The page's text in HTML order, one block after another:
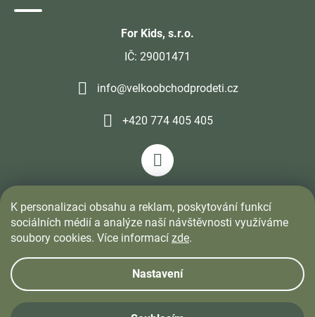
K personalizaci obsahu a reklam, poskytování funkcí
sociálních médií a analýze naší návštěvnosti využíváme
soubory cookies. Více informací zde.
Nastavení
For Kids, s.r.o.
IČ: 29001471
info@velkoobchodprodeti.cz
+420 774 405 405